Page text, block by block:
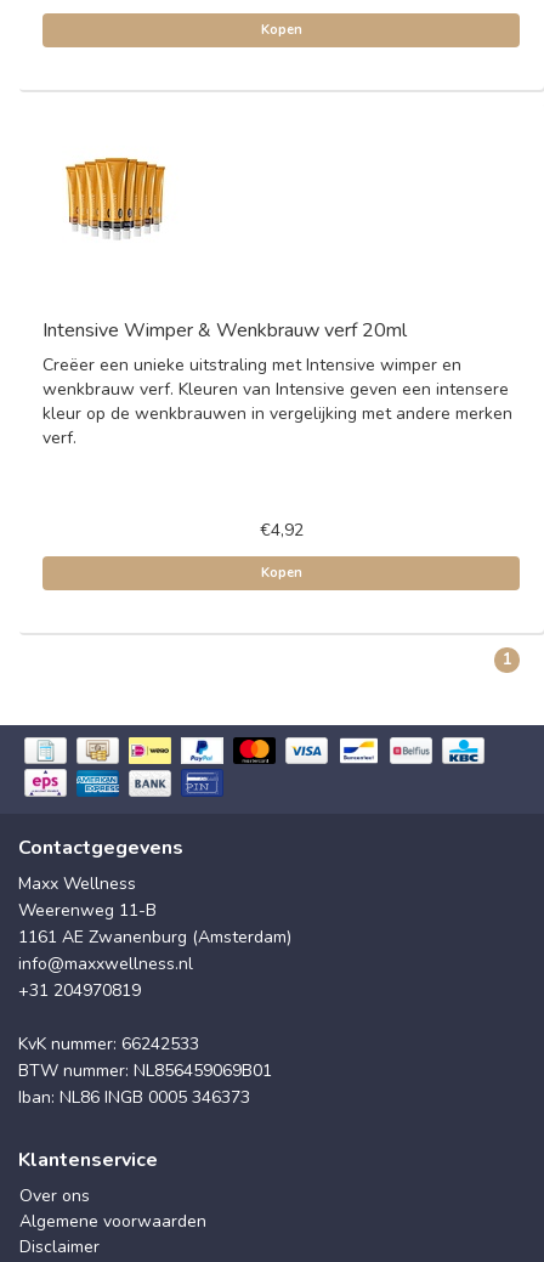
Kopen
Intensive Wimper & Wenkbrauw verf 20ml
Creëer een unieke uitstraling met Intensive wimper en
wenkbrauw verf. Kleuren van Intensive geven een intensere
kleur op de wenkbrauwen in vergelijking met andere merken
verf.
€4,92
Kopen
1
Contactgegevens
Maxx Wellness
Weerenweg 11-B
1161 AE Zwanenburg (Amsterdam)
info@maxxwellness.nl
+31 204970819
KvK nummer: 66242533
BTW nummer: NL856459069B01
Iban: NL86 INGB 0005 346373
Klantenservice
Over ons
Algemene voorwaarden
Disclaimer